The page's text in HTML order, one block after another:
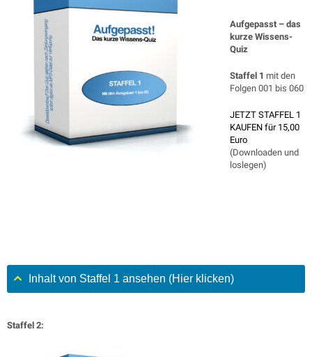
Aufgepasst – das
kurze Wissens-
Quiz
Staffel 1 mit den
Folgen 001 bis 060
JETZT STAFFEL 1
KAUFEN für 15,00
Euro
(Downloaden und
loslegen)
Inhalt von Staffel 1 ansehen (Hier klicken)
Staffel 2: